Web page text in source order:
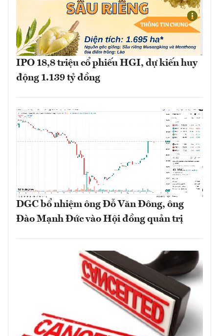
IPO 18,8 triệu cổ phiếu HGI, dự kiến huy
động 1.139 tỷ đồng
DGC bổ nhiệm ông Đỗ Văn Đông, ông
Đào Mạnh Đức vào Hội đồng quản trị